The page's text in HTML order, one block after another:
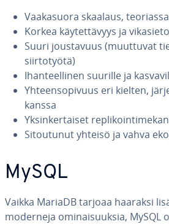
Vaa­ka­suo­ra skaalaus,
Korkea käy­tet­tä­vyys ja
Suuri jous­ta­vuus (muuttuvat
siir­to­työ­tä)
Ihan­teel­li­nen suurille ja
Yh­teen­so­pi­vuus eri kielten,
kanssa
Yk­sin­ker­tai­set
Si­tou­tu­nut yhteisö ja vahva
MySQL
Vaikka MariaDB tarjoaa haaraksi
moderneja omi­nai­suuk­sia, MySQL